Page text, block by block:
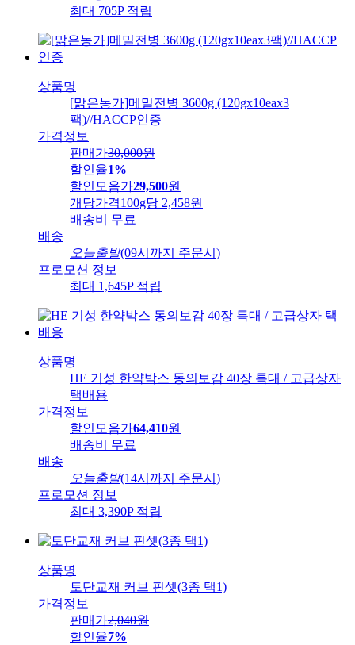
최대 705P 적립
상품명
[맑은농가]메밀전병 3600g (120gx10eax3
팩)//HACCP인증
가격정보
판매가30,000원
할인율1%
할인모음가29,500원
개당가격100g당 2,458원
배송비
무료
배송
오늘출발(09시까지 주문시)
프로모션 정보
최대 1,645P 적립
상품명
HE 기성 한약박스 동의보감 40장 특대 / 고급상자
택배용
가격정보
할인모음가64,410원
배송비
무료
배송
오늘출발(14시까지 주문시)
프로모션 정보
최대 3,390P 적립
상품명
토단교재 커브 핀셋(3종 택1)
가격정보
판매가2,040원
할인율7%